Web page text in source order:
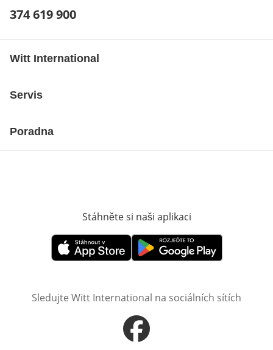
Telefonní číslo:
374 619 900
Witt International
Servis
Poradna
Stáhněte si naši aplikaci
Otevře v novém okněOtevře v novém okně
Sledujte Witt International na sociálních sítích
Otevře v novém okně